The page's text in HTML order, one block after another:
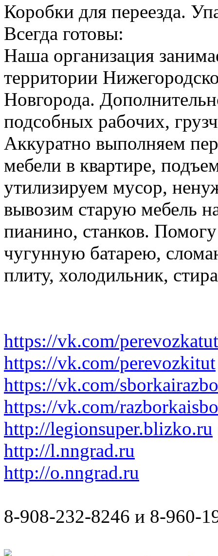
Коробки для переезда.
Всегда готовы:
Наша организация
территории
Новгорода.
подсобных рабочих,
Аккуратно выполняем
мебели в квартире,
утилизируем мусор,
вывозим старую мебель
пианино, станков.
чугунную батарею,
плиту, холодильник,
https://vk.com/perevozkatut
https://vk.com/perevozkitut
https://vk.com/
https://vk.com/
http://legionsuper.blizko.ru
http://l.nngrad.ru
http://o.nngrad.ru
8-908-232-8246 и 8-960-